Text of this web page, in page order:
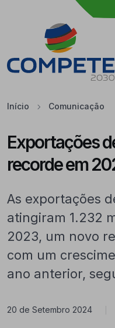
Saltar para o conteúdo
Início Comunicação
Exportações
recorde em
As exportações
atingiram 1.232
2023, um novo
com um
ano anterior,
20 de Setembro 2024